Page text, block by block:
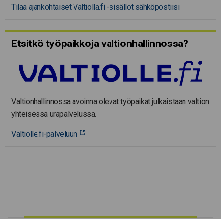
Tilaa ajankohtaiset Valtiolla.fi -sisällöt sähköpostiisi
Etsitkö työpaikkoja valtion­hal­lin­nossa?
Valtionhallinnossa avoinna olevat työpaikat julkaistaan valtion
yhteisessä urapalvelussa.
Valtiolle.fi-palveluun